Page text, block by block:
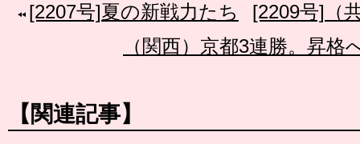
[2207号]夏の新戦力たち
[2209号]（
（関西）京都3連勝。昇格
【関連記事】